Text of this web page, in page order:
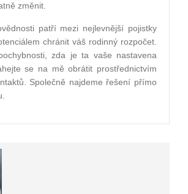
změnit.
patří mezi nejlevnější pojistky
chránit váš rodinný rozpočet.
zda je ta vaše nastavena
se na mě obrátit prostřednictvím
Společně najdeme řešení přímo